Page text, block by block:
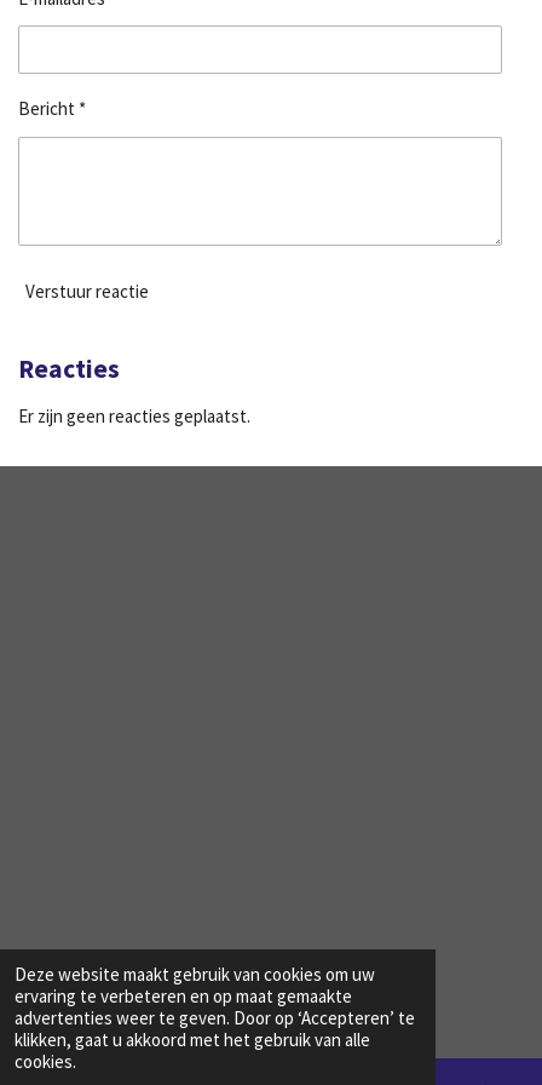
Deze website maakt gebruik van cookies om uw
ervaring te verbeteren en op maat gemaakte
advertenties weer te geven. Door op ‘Accepteren’ te
klikken, gaat u akkoord met het gebruik van alle
cookies.
Bericht *
Verstuur reactie
Reacties
Er zijn geen reacties geplaatst.
© 2023 - 2026 Www.bergexalto.nl
Powered by JouwWeb